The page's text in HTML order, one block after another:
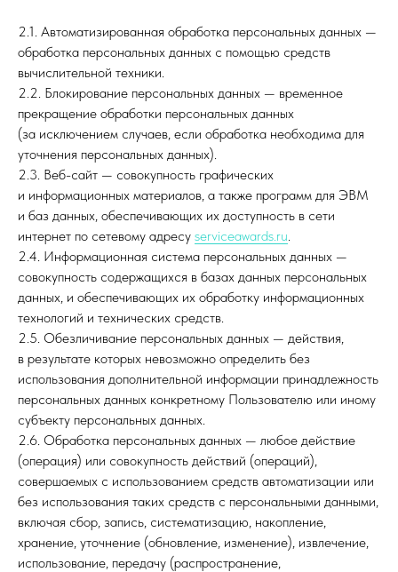
2.1. Автоматизированная обработка персональных данных —
обработка персональных данных с помощью средств
вычислительной техники.
2.2. Блокирование персональных данных — временное
прекращение обработки персональных данных
(за исключением случаев, если обработка необходима для
уточнения персональных данных).
2.3. Веб-сайт — совокупность графических
и информационных материалов, а также программ для ЭВМ
и баз данных, обеспечивающих их доступность в сети
интернет по сетевому адресу serviceawards.ru.
2.4. Информационная система персональных данных —
совокупность содержащихся в базах данных персональных
данных, и обеспечивающих их обработку информационных
технологий и технических средств.
2.5. Обезличивание персональных данных — действия,
в результате которых невозможно определить без
использования дополнительной информации принадлежность
персональных данных конкретному Пользователю или иному
субъекту персональных данных.
2.6. Обработка персональных данных — любое действие
(операция) или совокупность действий (операций),
совершаемых с использованием средств автоматизации или
без использования таких средств с персональными данными,
включая сбор, запись, систематизацию, накопление,
хранение, уточнение (обновление, изменение), извлечение,
использование, передачу (распространение,